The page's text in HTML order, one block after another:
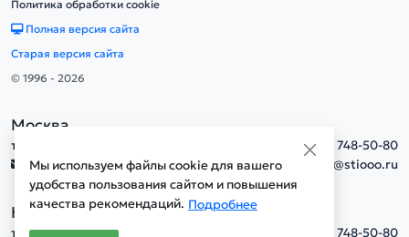
Мы используем файлы cookie для вашего
удобства пользования сайтом и повышения
качества рекомендаций. Подробнее
Политика обработки cookie
Полная версия сайта
Старая версия сайта
© 1996 - 2026
Москва
тел.
+7(495) 748-50-80
info@stiooo.ru
Новосибирск
тел. +7(495) 748-50-80